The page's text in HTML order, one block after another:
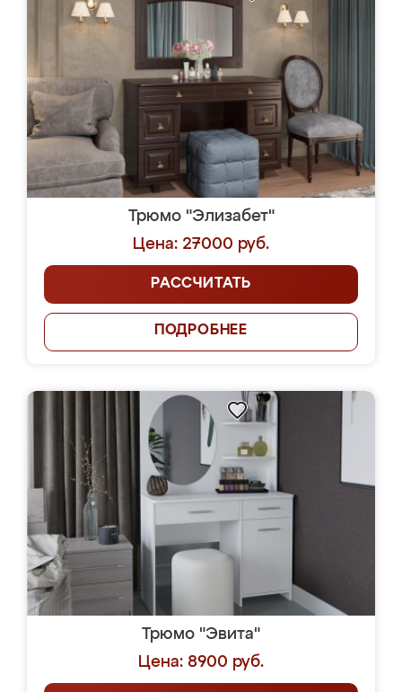
Трюмо "Элизабет"
Цена: 27000 руб.
РАССЧИТАТЬ
ПОДРОБНЕЕ
Трюмо "Эвита"
Цена: 8900 руб.